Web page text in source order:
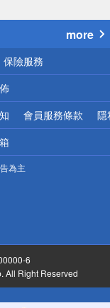
more
保險服務
會員服務條款 隱
為主
6
All Right Reserved